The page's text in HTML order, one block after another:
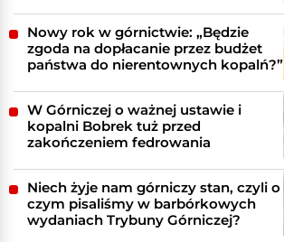
Nowy rok w górnictwie: „Będzie
zgoda na dopłacanie przez budżet
państwa do nierentownych kopalń?”
W Górniczej o ważnej ustawie i
kopalni Bobrek tuż przed
zakończeniem fedrowania
Niech żyje nam górniczy stan, czyli o
czym pisaliśmy w barbórkowych
wydaniach Trybuny Górniczej?